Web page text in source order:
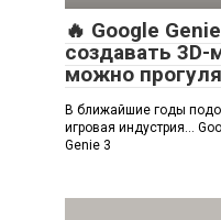
🔥 Google
создавать
можно
В ближайшие годы
игровая индустрия…
Genie 3